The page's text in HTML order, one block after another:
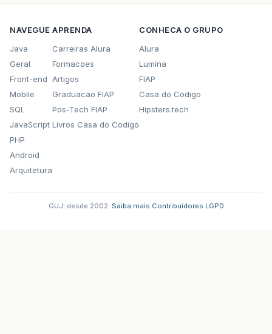
NAVEGUE
Java
Geral
Front-end
Mobile
SQL
JavaScript
PHP
Android
Arquitetura
APRENDA
Carreiras Alura
Formacoes
Artigos
Graduacao FIAP
Pos-Tech FIAP
Livros Casa do Codigo
CONHECA O GRUPO
Alura
Lumina
FIAP
Casa do Codigo
Hipsters.tech
GUJ: desde 2002. Saiba mais Contribuidores LGPD